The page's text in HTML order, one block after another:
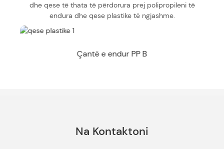
dhe qese të thata të përdorura prej polipropileni të
endura dhe qese plastike të ngjashme.
Çantë e endur PP B
Na Kontaktoni